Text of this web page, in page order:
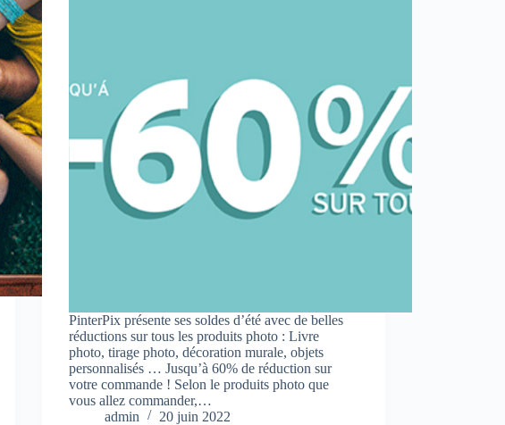
PinterPix présente ses soldes d’été avec de belles
réductions sur tous les produits photo : Livre
photo, tirage photo, décoration murale, objets
personnalisés … Jusqu’à 60% de réduction sur
votre commande ! Selon le produits photo que
vous allez commander,…
admin
20 juin 2022